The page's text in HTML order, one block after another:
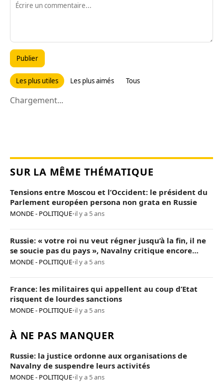
Publier
Les plus utiles Les plus aimés Tous
Chargement...
SUR LA MÊME THÉMATIQUE
Tensions entre Moscou et l’Occident: le président du
Parlement européen persona non grata en Russie
MONDE - POLITIQUE•il y a 5 ans
Russie: « votre roi nu veut régner jusqu’à la fin, il ne
se soucie pas du pays », Navalny critique encore
Poutine
MONDE - POLITIQUE•il y a 5 ans
France: les militaires qui appellent au coup d’Etat
risquent de lourdes sanctions
MONDE - POLITIQUE•il y a 5 ans
À NE PAS MANQUER
Russie: la justice ordonne aux organisations de
Navalny de suspendre leurs activités
MONDE - POLITIQUE•il y a 5 ans